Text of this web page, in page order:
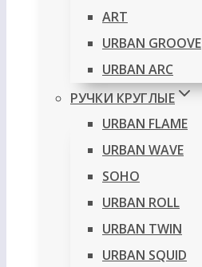
ART
URBAN GROOVE
URBAN ARC
РУЧКИ КРУГЛЫЕ
URBAN FLAME
URBAN WAVE
SOHO
URBAN ROLL
URBAN TWIN
URBAN SQUID